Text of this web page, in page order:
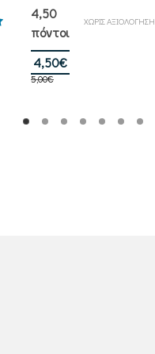
ΧΩΡΙΣ ΑΞΙΟΛΟΓΗΣΗ
4,50
πόντοι
5,00€
price
5,00€.
4,50€
τρέχουσα
είναι: